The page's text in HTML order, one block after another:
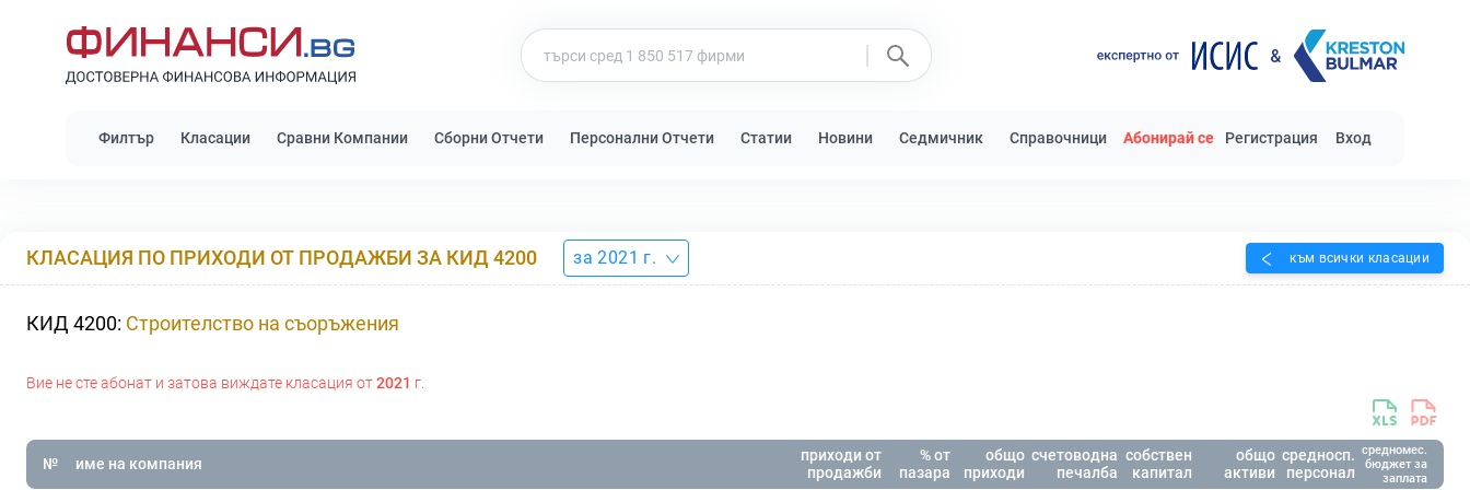
Филтър Класации Сравни Компании Сборни Отчети Персонални Отчети Статии Новини Седмичник Справочници Абонирай се Регистрация Вход
КЛАСАЦИЯ ПО ПРИХОДИ ОТ ПРОДАЖБИ ЗА КИД 4200 за 2021 г. към всички класации
КИД 4200: Строителство на съоръжения
Вие не сте абонат и затова виждате класация от2021 г.
№ име на компания
приходи от
продажби
% от
пазара
общо
приходи
счетоводна
печалба
собствен
капитал
общо
активи
средносп.
персонал
средномес.
бюджет за
заплата